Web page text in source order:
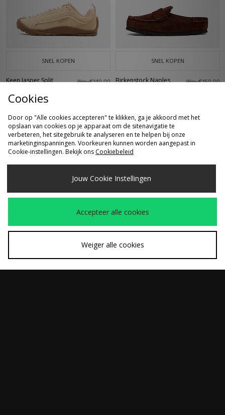
SNEL KOPEN
Keen Jasper Split
Was€140,00
SNEL KOPEN
Birkenstock Naples
Was€160,00
adidas Originals
Taekwondo Mei
Was€100,00
UGG Classic Ultra
Mini Boots Dames
Was€180,00
Cookies
Door op "Alle cookies accepteren" te klikken, ga je akkoord met het
opslaan van cookies op je apparaat om de sitenavigatie te
verbeteren, het sitegebruik te analyseren en te helpen bij onze
marketinginspanningen. Voorkeuren kunnen worden aangepast in
Cookie-instellingen. Bekijk ons Cookiebeleid
Jouw Cookie Instellingen
Accepteer alle cookies
Weiger alle cookies